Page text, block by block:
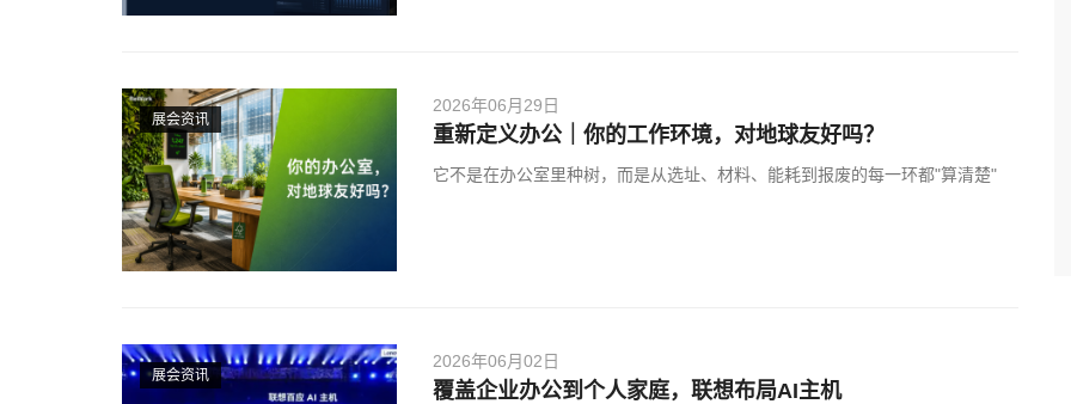
展会资讯
2026年06月29日
重新定义办公｜你的工作环境，对地球友好吗？
它不是在办公室里种树，而是从选址、材料、能耗到报废的每一环都"算清楚"
展会资讯
2026年06月02日
覆盖企业办公到个人家庭，联想布局AI主机